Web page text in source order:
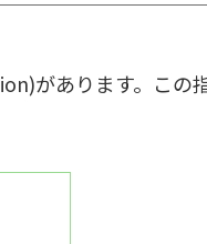
があります。この